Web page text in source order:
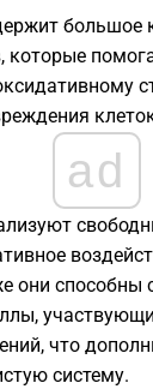
большое
которые
ad
они способны
что
систему.